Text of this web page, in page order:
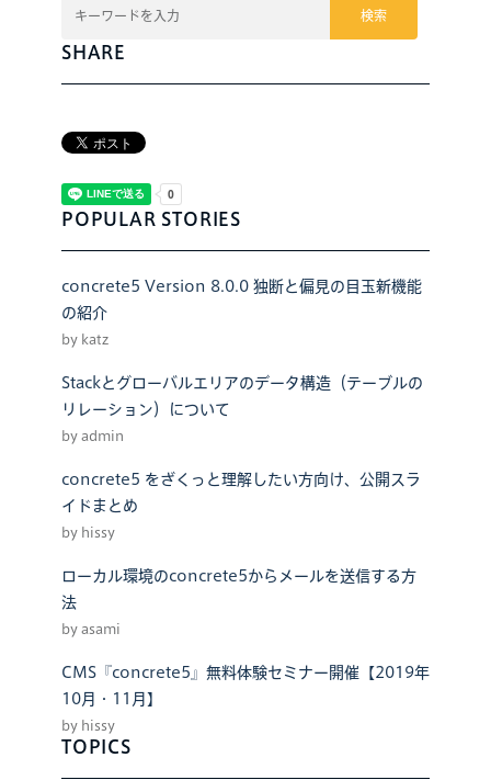
検索
SHARE
POPULAR STORIES
concrete5 Version 8.0.0 独断と偏見の目玉新機能
の紹介
by katz
Stackとグローバルエリアのデータ構造（テーブルの
リレーション）について
by admin
concrete5 をざくっと理解したい方向け、公開スラ
イドまとめ
by hissy
ローカル環境のconcrete5からメールを送信する方
法
by asami
CMS『concrete5』無料体験セミナー開催【2019年
10月・11月】
by hissy
TOPICS